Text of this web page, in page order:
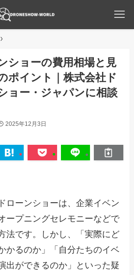
ショーの費用相場と見
ポイント｜株式会社ド
ョー・ジャパンに相談
2025年12月3日
ローンショーは、企業イベン
ープニングセレモニーなどで
法です。しかし、「実際にど
かるのか」「自分たちのイベ
出ができるのか」といった疑